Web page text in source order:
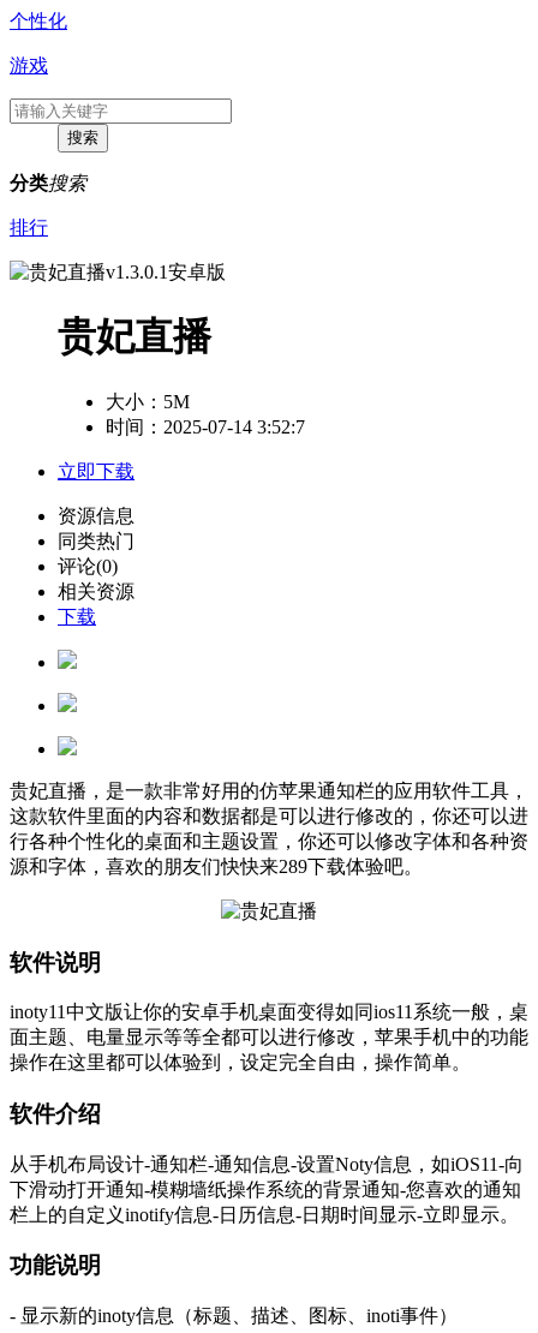
个性化
游戏
分类搜索
排行
贵妃直播
大小： 5M
时间：2025-07-14 3:52:7
立即下载
资源信息
同类热门
评论(0)
相关资源
下载
贵妃直播，是一款非常好用的仿苹果通知栏的应用软件工具，
这款软件里面的内容和数据都是可以进行修改的，你还可以进
行各种个性化的桌面和主题设置，你还可以修改字体和各种资
源和字体，喜欢的朋友们快快来289下载体验吧。
软件说明
inoty11中文版让你的安卓手机桌面变得如同ios11系统一般，桌
面主题、电量显示等等全都可以进行修改，苹果手机中的功能
操作在这里都可以体验到，设定完全自由，操作简单。
软件介绍
从手机布局设计-通知栏-通知信息-设置Noty信息，如iOS11-向
下滑动打开通知-模糊墙纸操作系统的背景通知-您喜欢的通知
栏上的自定义inotify信息-日历信息-日期时间显示-立即显示。
功能说明
- 显示新的inoty信息（标题、描述、图标、inoti事件）